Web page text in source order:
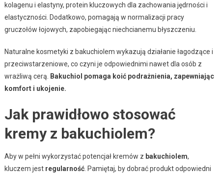
kolagenu i elastyny, protein kluczowych dla zachowania jędrności i
elastyczności. Dodatkowo, pomagają w normalizacji pracy
gruczołów łojowych, zapobiegając niechcianemu błyszczeniu.
Naturalne kosmetyki z bakuchiolem wykazują działanie łagodzące i
przeciwstarzeniowe, co czyni je odpowiednimi nawet dla osób z
wrażliwą cerą.
Bakuchiol pomaga koić podrażnienia, zapewniając
komfort i ukojenie.
Jak prawidłowo stosować
kremy z bakuchiolem?
Aby w pełni wykorzystać potencjał kremów z bakuchiolem,
kluczem jest regularność. Pamiętaj, by dobrać produkt odpowiedni